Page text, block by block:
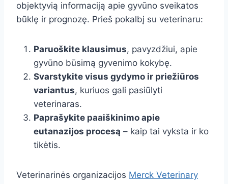
objektyvią informaciją apie gyvūno sveikatos
būklę ir prognozę. Prieš pokalbį su veterinaru:
Paruoškite klausimus, pavyzdžiui, apie
gyvūno būsimą gyvenimo kokybę.
Svarstykite visus gydymo ir priežiūros
variantus, kuriuos gali pasiūlyti
veterinaras.
Paprašykite paaiškinimo apie
eutanazijos procesą – kaip tai vyksta ir ko
tikėtis.
Veterinarinės organizacijos Merck Veterinary